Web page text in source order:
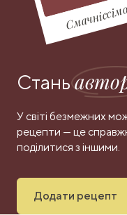
Стань
У світі безмежних
рецепти — це
поділитися з іншими.
Додати рецепт